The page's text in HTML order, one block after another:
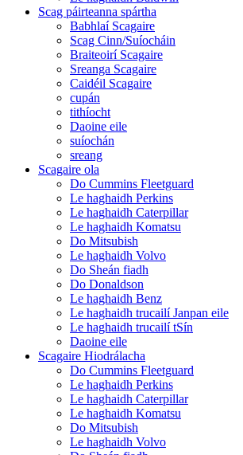
Scag páirteanna spártha
Babhlaí Scagaire
Scag Cinn/Suíocháin
Braiteoirí Scagaire
Sreanga Scagaire
Caidéil Scagaire
cupán
tithíocht
Daoine eile
suíochán
sreang
Scagaire ola
Do Cummins Fleetguard
Le haghaidh Perkins
Le haghaidh Caterpillar
Le haghaidh Komatsu
Do Mitsubish
Le haghaidh Volvo
Do Sheán fiadh
Do Donaldson
Le haghaidh Benz
Le haghaidh trucailí Janpan eile
Le haghaidh trucailí tSín
Daoine eile
Scagaire Hiodrálacha
Do Cummins Fleetguard
Le haghaidh Perkins
Le haghaidh Caterpillar
Le haghaidh Komatsu
Do Mitsubish
Le haghaidh Volvo